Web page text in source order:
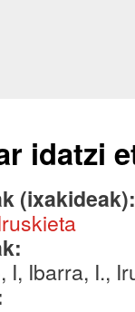
idatzi
I, Ibarra, I.,